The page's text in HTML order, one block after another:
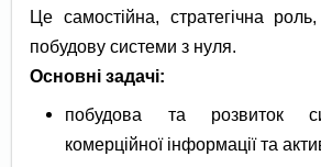
Це самостійна, стратегічна
побудову системи з нуля.
Основні задачі:
побудова та розвиток
комерційної інформації та